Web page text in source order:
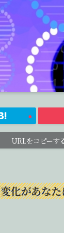
URLをコピーす
化があな